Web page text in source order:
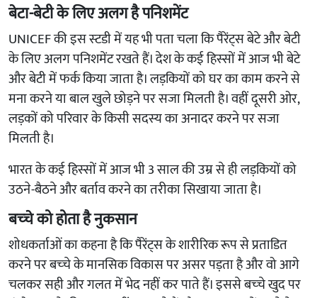
​बेटा-बेटी के लिए अलग है पनिशमेंट
UNICEF की इस स्‍टडी में यह भी पता चला कि पैरेंट्स बेटे और बेटी
के लिए अलग पनिशमेंट रखते हैं। देश के कई हिस्‍सों में आज भी बेटे
और बेटी में फर्क किया जाता है। लड़कियों को घर का काम करने से
मना करने या बाल खुले छोड़ने पर सजा मिलती है। वहीं दूसरी ओर,
लड़कों को परिवार के किसी सदस्‍य का अनादर करने पर सजा
मिलती है।
भारत के कई हिस्‍सों में आज भी 3 साल की उम्र से ही लड़कियों को
उठने-बैठने और बर्ताव करने का तरीका सिखाया जाता है।
बच्‍चे को होता है नुकसान
शोधकर्ताओं का कहना है कि पैरेंट्स के शारीरिक रूप से प्रताडित
करने पर बच्‍चे के मानसिक विकास पर असर पड़ता है और वो आगे
चलकर सही और गलत में भेद नहीं कर पाते हैं। इससे बच्‍चे खुद पर